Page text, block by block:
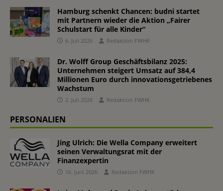
Hamburg schenkt Chancen: budni startet
mit Partnern wieder die Aktion „Fairer
Schulstart für alle Kinder“
6. Juli 2026 Redaktion FWHK
Dr. Wolff Group Geschäftsbilanz 2025:
Unternehmen steigert Umsatz auf 384,4
Millionen Euro durch innovationsgetriebenes
Wachstum
2. Juli 2026 Redaktion FWHK
PERSONALIEN
Jing Ulrich: Die Wella Company erweitert
seinen Verwaltungsrat mit der
Finanzexpertin
16. Juni 2026 Redaktion FWHK